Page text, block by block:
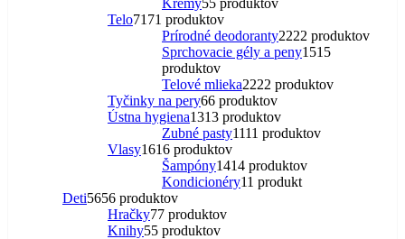
Krémy55 produktov
Telo71 71 produktov
Prírodné deodoranty2222 produktov
Sprchovacie gély a peny1515
produktov
Telové mlieka2222 produktov
Tyčinky na pery66 produktov
Ústna hygiena1313 produktov
Zubné pasty1111 produktov
Vlasy1616 produktov
Šampóny1414 produktov
Kondicionéry11 produkt
Deti5656 produktov
Hračky77 produktov
Knihy55 produktov